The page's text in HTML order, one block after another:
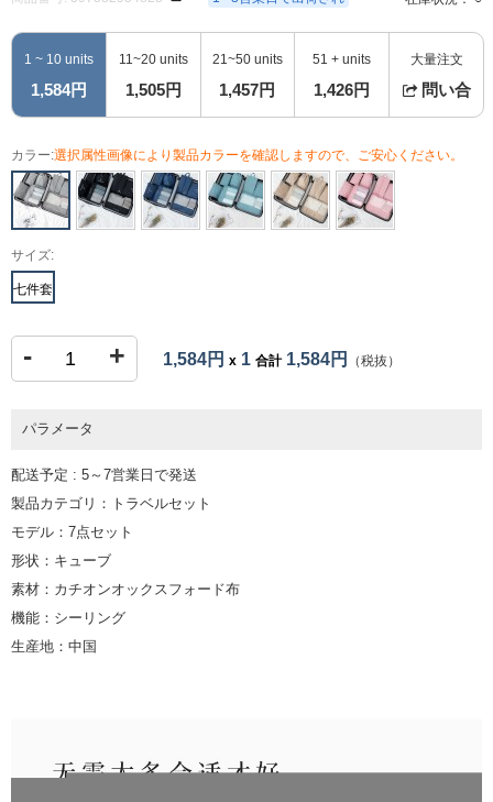
1 ~ 10 units
1,584円
11~20 units
1,505円
21~50 units
1,457円
51 + units
1,426円
大量注文
問い合
カラー:選択属性画像により製品カラーを確認しますので、ご安心ください。
サイズ:
七件套
- + 1,584円 x 1 合計1,584円 （税抜）
パラメータ
配送予定 : 5～7営業日で発送
製品カテゴリ：トラベルセット
モデル：7点セット
形状：キューブ
素材：カチオンオックスフォード布
機能：シーリング
生産地：中国